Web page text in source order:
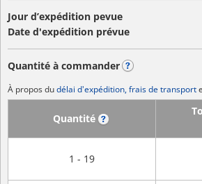
Jour d’expédition pevue
Date d'expédition prévue
Quantité à commander
À propos dudélai d'expédition, frais de transport
Quantité
1 - 19